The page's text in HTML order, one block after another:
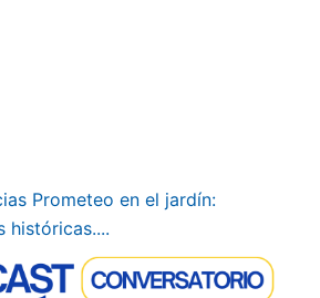
Prometeo en el jardín:
históricas....